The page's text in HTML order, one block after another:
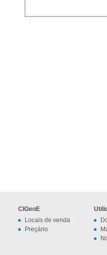
CIGeoE
Locais de venda
Preçário